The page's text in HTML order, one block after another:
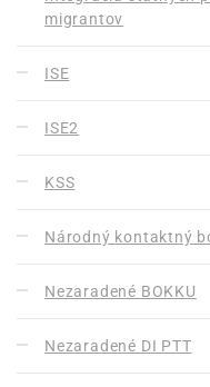
migrantov
ISE
ISE2
KSS
Národný kontaktný
Nezaradené BOKKU
Nezaradené DI PTT